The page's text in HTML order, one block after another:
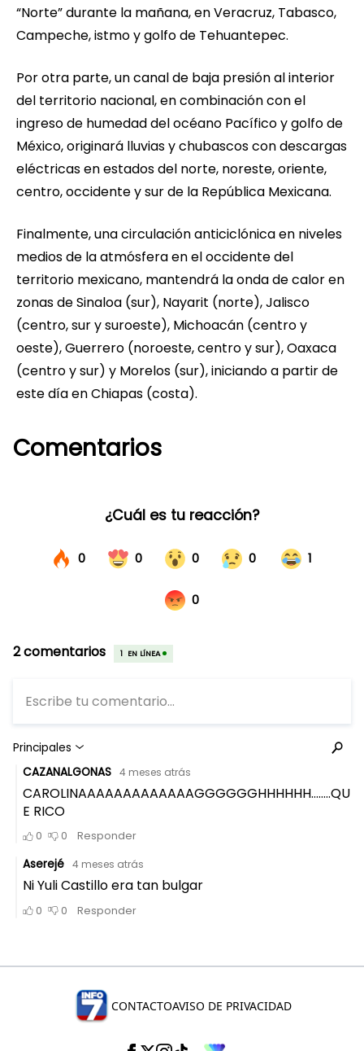
“Norte” durante la mañana, en Veracruz, Tabasco,
Campeche, istmo y golfo de Tehuantepec.
Por otra parte, un canal de baja presión al interior
del territorio nacional, en combinación con el
ingreso de humedad del océano Pacífico y golfo de
México, originará lluvias y chubascos con descargas
eléctricas en estados del norte, noreste, oriente,
centro, occidente y sur de la República Mexicana.
Finalmente, una circulación anticiclónica en niveles
medios de la atmósfera en el occidente del
territorio mexicano, mantendrá la onda de calor en
zonas de Sinaloa (sur), Nayarit (norte), Jalisco
(centro, sur y suroeste), Michoacán (centro y
oeste), Guerrero (noroeste, centro y sur), Oaxaca
(centro y sur) y Morelos (sur), iniciando a partir de
este día en Chiapas (costa).
Comentarios
CONTACTOAVISO DE PRIVACIDAD